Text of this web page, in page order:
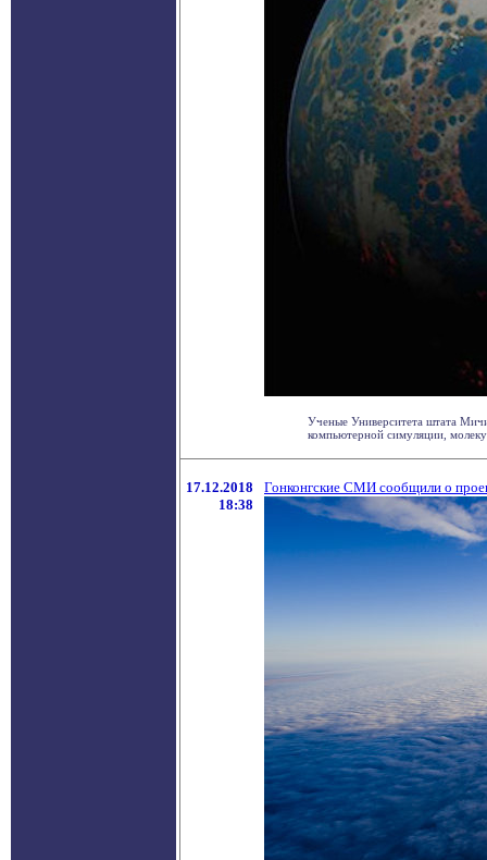
Ученые Университета штата
компьютерной симуляции,
17.12.2018
18:38
Гонконгские СМИ сообщили о